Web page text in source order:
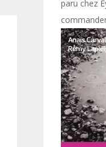
paru chez